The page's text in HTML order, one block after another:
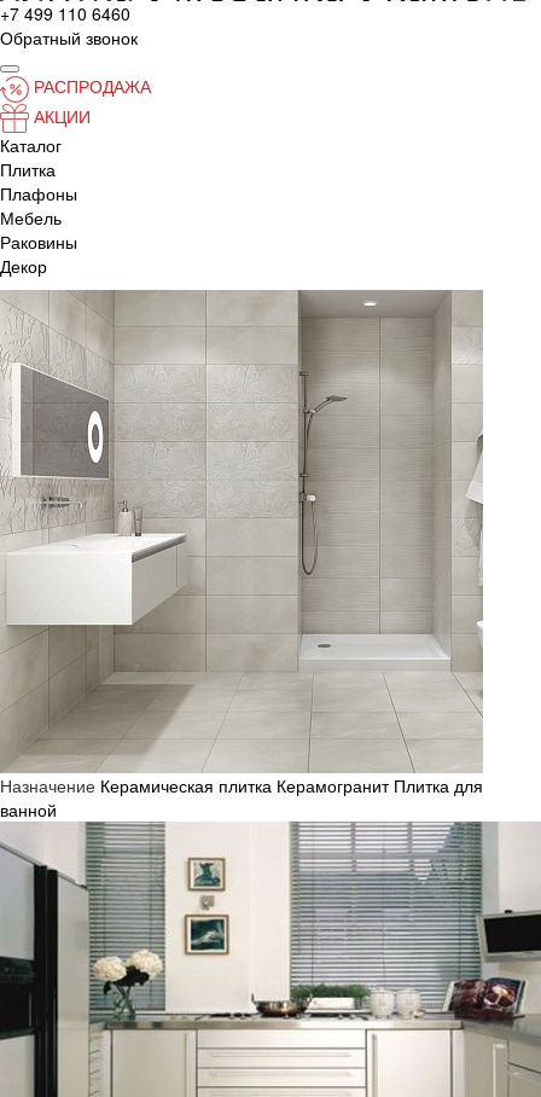
+7 499 110 6460
Обратный звонок
РАСПРОДАЖА
АКЦИИ
Каталог
Плитка
Плафоны
Мебель
Раковины
Декор
Назначение Керамическая плитка Керамогранит Плитка для
ванной